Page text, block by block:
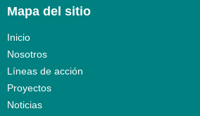
Mapa del sitio
Inicio
Nosotros
Líneas de acción
Proyectos
Noticias